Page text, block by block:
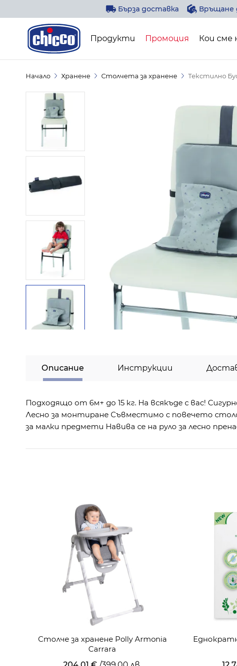
Прескачане към съдържаниетоБърза доставка Връщане
Продукти Промоция Кои сме
Начало Хранене Столчета за хранене Текстилно
Текстилно Бустер Столче
Описание
Подходящо от 6м+ до 15 кг. На всякъде с вас!
Лесно за монтиране Съвместимо с повечето
за малки предмети Навива се на руло за лесно
Инструкции
Столче за хранене Polly Armonia
Carrara